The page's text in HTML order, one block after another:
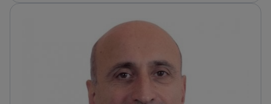
участвовал в 12 местных и одном
международном конгрессе, представив
множество устных и письменных докладов.
Доктор занимал должности в
Межконтинентальной больнице Хисар,
Авиабольнице Мерзифон, Стамбульском центре
Эмар и Учебно-исследовательской больнице